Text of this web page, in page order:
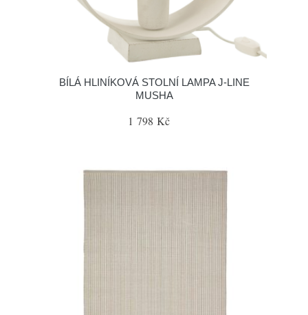
BÍLÁ HLINÍKOVÁ STOLNÍ LAMPA J-LINE
MUSHA
1 798 Kč